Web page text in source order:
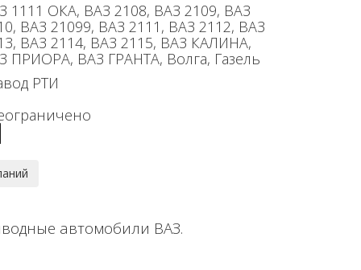
1111 ОКА, ВАЗ 2108, ВАЗ 2109, ВАЗ
ВАЗ 21099, ВАЗ 2111, ВАЗ 2112, ВАЗ
ВАЗ 2114, ВАЗ 2115, ВАЗ КАЛИНА,
ПРИОРА, ВАЗ ГРАНТА, Волга, Газель
РТИ
автомобили ВАЗ.